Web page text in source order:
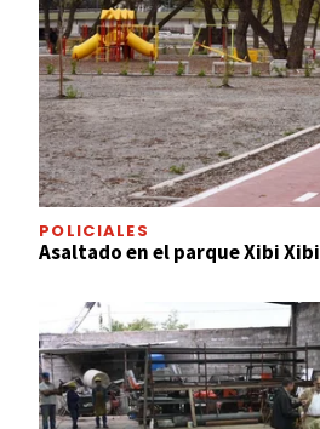
POLICIALES
Asaltado en el parque Xibi Xibi